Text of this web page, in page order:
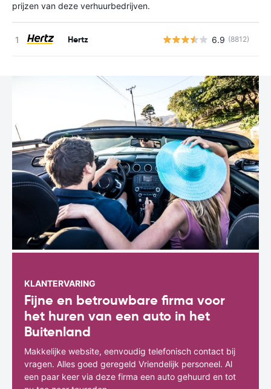
prijzen van deze verhuurbedrijven.
Hertz 6.9 (8812)
KLANTERVARING
Fijne en betrouwbare firma voor
het huren van een auto in het
Buitenland
Makkelijke website, eenvoudig telefonisch contact bij
vragen. Alles goed geregeld Vriendelijk personeel. Al
een paar keer via deze firma een auto gehuurd en tot